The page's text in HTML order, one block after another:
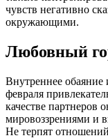
чувств негативно
окружающими.
Любовный
Внутреннее
февраля
качестве
мировоззрениями и
Не терпят